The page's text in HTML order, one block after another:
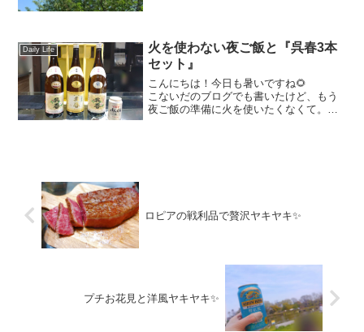
夏のような心配をすることも。今で...
Daily Life
火を使わない夜ご飯と『呉春3本
セット』
こんにちは！今日も暑いですね🌻
こないだのブログでも書いたけど、もう
夜ご飯の準備に火を使いたくなくて。。
ロピアの戦利品で贅沢ヤキヤキ✨
プチお花見と洋風ヤキヤキ✨